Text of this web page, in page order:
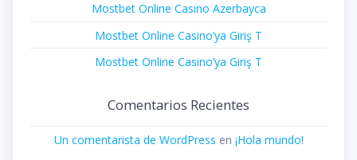
Mostbet Online Casino Azerbayca
Mostbet Online Casino’ya Giriş T
Mostbet Online Casino’ya Giriş T
Comentarios Recientes
Un comentarista de WordPress en ¡Hola mundo!